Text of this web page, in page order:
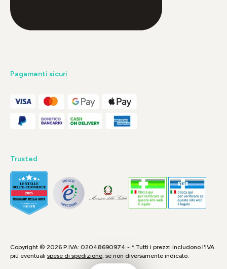
Pagamenti sicuri
Trusted
Copyright © 2026 P.IVA: 02048690974 - * Tutti i prezzi includono l'IVA
più eventuali spese di spedizione, se non diversamente indicato.